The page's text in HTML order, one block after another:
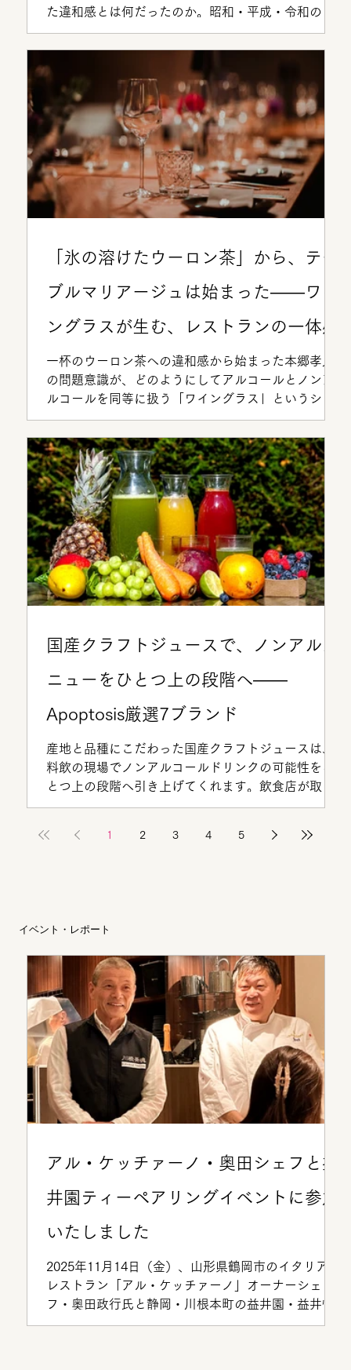
た違和感とは何だったのか。昭和・平成・令和の
「お茶」の変遷をたどりながら、茶道とは異なるレ
ストランサービスの観点から日本のお茶文化を発信
していく可能性を読み解きます。
「氷の溶けたウーロン茶」から、テー
ブルマリアージュは始まった——ワイ
ングラスが生む、レストランの一体感
一杯のウーロン茶への違和感から始まった本郷孝人
の問題意識が、どのようにしてアルコールとノンア
ルコールを同等に扱う「ワイングラス」というシン
プルな答えに辿り着いたのか。テーブルマリアージ
ュに欠かせないテーブルアイテムと、その原点を読
み解きます。
国産クラフトジュースで、ノンアルメ
ニューをひとつ上の段階へ——
Apoptosis厳選7ブランド
産地と品種にこだわった国産クラフトジュースは、
料飲の現場でノンアルコールドリンクの可能性をひ
とつ上の段階へ引き上げてくれます。飲食店が取り
入れる3つのメリット、夏〜秋の旬カレンダー、
ご紹介します。
1 2 3 4 5
イベント・レポート
アル・ケッチァーノ・奥田シェフと益
井園ティーペアリングイベントに参加
いたしました
2025年11月14日（金）、山形県鶴岡市のイタリアン
レストラン「アル・ケッチァーノ」オーナーシェ
フ・奥田政行氏と静岡・川根本町の益井園・益井悦
郎氏による、特別なティーペアリングイベントがヤ